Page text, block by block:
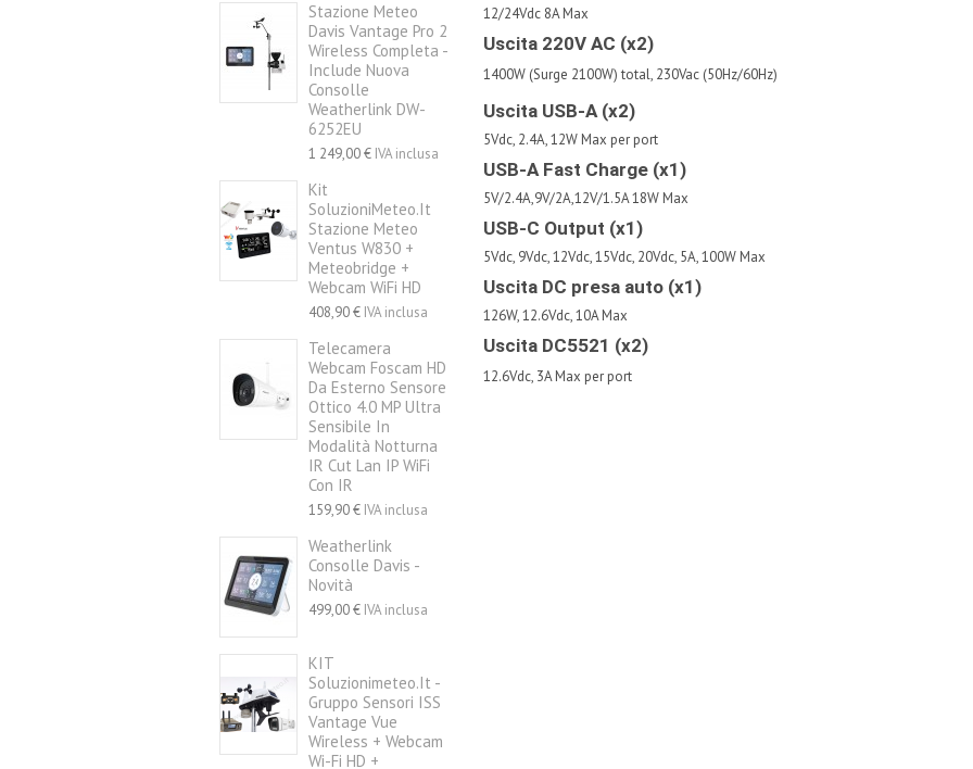
Stazione Meteo
Davis Vantage Pro 2
Wireless Completa -
Include Nuova
Consolle
Weatherlink DW-
6252EU
1 249,00 € IVA inclusa
Kit
SoluzioniMeteo.it
Stazione Meteo
Ventus W830 +
Meteobridge +
Webcam WiFi HD
408,90 € IVA inclusa
Telecamera
Webcam Foscam HD
Da Esterno Sensore
Ottico 4.0 MP Ultra
Sensibile In
Modalità Notturna
IR Cut Lan IP WiFi
Con IR
159,90 € IVA inclusa
Weatherlink
Consolle Davis -
Novità
499,00 € IVA inclusa
KIT
Soluzionimeteo.it -
Gruppo Sensori ISS
Vantage Vue
Wireless + Webcam
Wi-Fi HD +
12/24Vdc 8A Max
Uscita 220V AC (x2)
1400W (Surge 2100W) total, 230Vac (50Hz/60Hz)
Uscita USB-A (x2)
5Vdc, 2.4A, 12W Max per port
USB-A Fast Charge (x1)
5V/2.4A,9V/2A,12V/1.5A 18W Max
USB-C Output (x1)
5Vdc, 9Vdc, 12Vdc, 15Vdc, 20Vdc, 5A, 100W Max
Uscita DC presa auto (x1)
126W, 12.6Vdc, 10A Max
Uscita DC5521 (x2)
12.6Vdc, 3A Max per port